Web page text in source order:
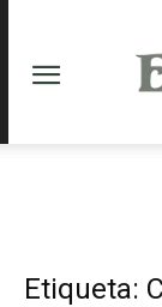
Etiqueta: